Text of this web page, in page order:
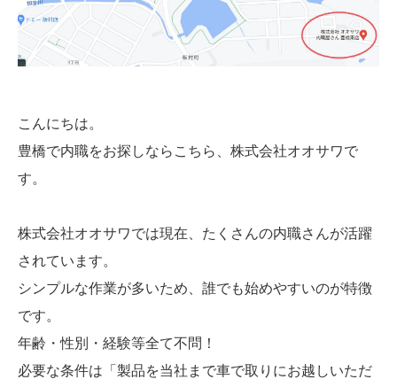
こんにちは。
豊橋で内職をお探しならこちら、株式会社オオサワで
す。
株式会社オオサワでは現在、たくさんの内職さんが活躍
されています。
シンプルな作業が多いため、誰でも始めやすいのが特徴
です。
年齢・性別・経験等全て不問！
必要な条件は「製品を当社まで車で取りにお越しいただ